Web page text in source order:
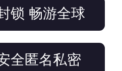
锁 畅游全球
全匿名私密